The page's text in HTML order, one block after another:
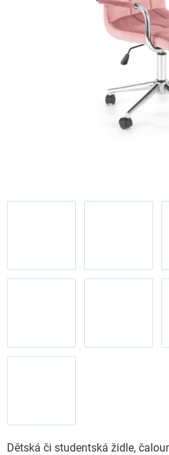
Dětská či studentská židle,